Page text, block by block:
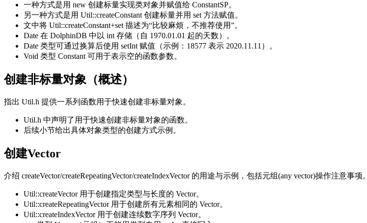
一种方式是用 new 创建标量实现类对象并赋值给 ConstantSP。
另一种方式是用 Util::createConstant 创建标量并用 set 方法赋值。
文中将 Util::createConstant+set 描述为“比较麻烦，不推荐使用”。
Date 在 DolphinDB 中以 int 存储（自 1970.01.01 起的天数）。
Date 类型可通过换算后使用 setInt 赋值（示例：18577 表示 2020.11.11）。
Void 类型 Constant 可用于表示空的函数参数。
创建非标量对象（概述）
指出 Util.h 提供一系列函数用于快速创建非标量对象。
Util.h 中声明了用于快速创建非标量对象的函数。
后续小节给出具体对象类型的创建方式示例。
创建Vector
介绍 createVector/createRepeatingVector/createIndexVector 的用途与示例，包括元组(any vector)操作注意事项。
Util::createVector 用于创建指定类型与长度的 Vector。
Util::createRepeatingVector 用于创建所有元素相同的 Vector。
Util::createIndexVector 用于创建连续数字序列 Vector。